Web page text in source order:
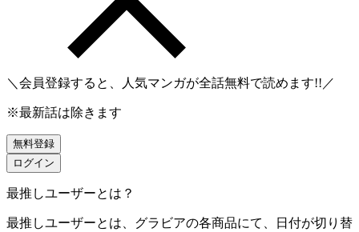
＼会員登録すると、人気マンガが全話無料で読めます!!／
※最新話は除きます
無料登録
ログイン
最推しユーザーとは？
最推しユーザーとは、グラビアの各商品にて、日付が切り替